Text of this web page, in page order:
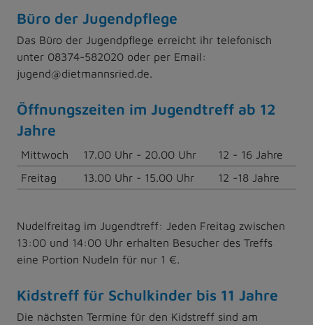
Büro der Jugendpflege
Das Büro der Jugendpflege erreicht ihr telefonisch
unter 08374-582020 oder per Email:
jugend@dietmannsried.de.
Öffnungszeiten im Jugendtreff ab 12
Jahre
Mittwoch 17.00 Uhr - 20.00 Uhr
12 - 16 Jahre
Freitag
13.00 Uhr - 15.00 Uhr 12 -18 Jahre
Nudelfreitag im Jugendtreff: Jeden Freitag zwischen
13:00 und 14:00 Uhr erhalten Besucher des Treffs
eine Portion Nudeln für nur 1 €.
Kidstreff für Schulkinder bis 11 Jahre
Die nächsten Termine für den Kidstreff sind am